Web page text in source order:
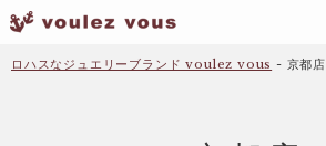
ロハスなジュエリーブランド voulez vous - 京都店